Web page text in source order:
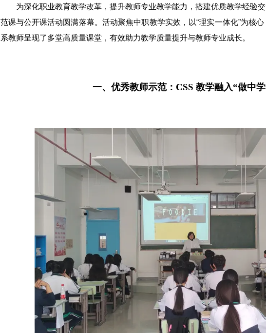
为深化职业教育教学改革，提升教师专业教学能力，搭建优质教学经验
范课与公开课活动圆满落幕。活动聚焦中职教学实效，以“理实一体化”为核
系教师呈现了多堂高质量课堂，有效助力教学质量提升与教师专业成长。
一、优秀教师示范： CSS 教学融入“做中